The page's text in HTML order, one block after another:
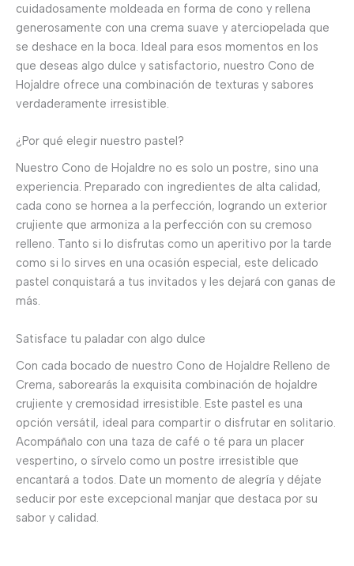
cuidadosamente moldeada en forma de cono y rellena
generosamente con una crema suave y aterciopelada que
se deshace en la boca. Ideal para esos momentos en los
que deseas algo dulce y satisfactorio, nuestro Cono de
Hojaldre ofrece una combinación de texturas y sabores
verdaderamente irresistible.
¿Por qué elegir nuestro pastel?
Nuestro Cono de Hojaldre no es solo un postre, sino una
experiencia. Preparado con ingredientes de alta calidad,
cada cono se hornea a la perfección, logrando un exterior
crujiente que armoniza a la perfección con su cremoso
relleno. Tanto si lo disfrutas como un aperitivo por la tarde
como si lo sirves en una ocasión especial, este delicado
pastel conquistará a tus invitados y les dejará con ganas de
más.
Satisface tu paladar con algo dulce
Con cada bocado de nuestro Cono de Hojaldre Relleno de
Crema, saborearás la exquisita combinación de hojaldre
crujiente y cremosidad irresistible. Este pastel es una
opción versátil, ideal para compartir o disfrutar en solitario.
Acompáñalo con una taza de café o té para un placer
vespertino, o sírvelo como un postre irresistible que
encantará a todos. Date un momento de alegría y déjate
seducir por este excepcional manjar que destaca por su
sabor y calidad.